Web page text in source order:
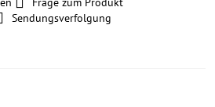
Sendungsverfolgung